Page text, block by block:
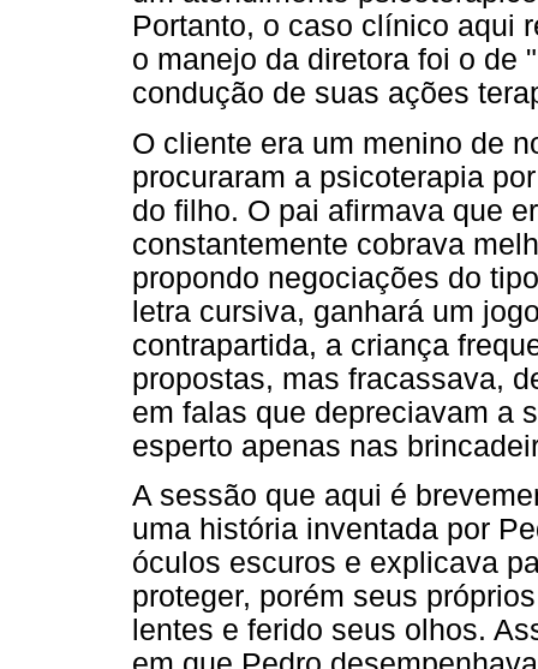
Portanto, o caso clínico aqui
o manejo da diretora foi o de
condução de suas ações
O cliente era um menino de
procuraram a psicoterapia
do filho. O pai afirmava que
constantemente cobrava
propondo negociações do
letra cursiva, ganhará um
contrapartida, a criança
propostas, mas fracassava,
em falas que depreciavam a
esperto apenas nas
A sessão que aqui é
uma história inventada por
óculos escuros e explicava
proteger, porém seus
lentes e ferido seus olhos.